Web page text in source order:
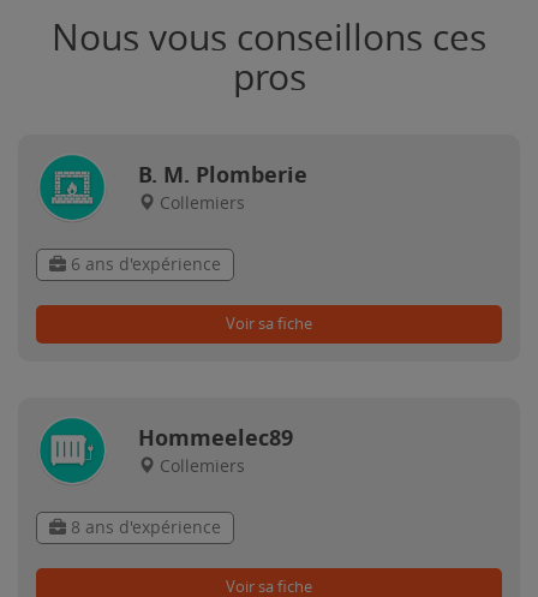
Nous vous conseillons ces
pros
B. M. Plomberie
Collemiers
6 ans d'expérience
Voir sa fiche
Hommeelec89
Collemiers
8 ans d'expérience
Voir sa fiche